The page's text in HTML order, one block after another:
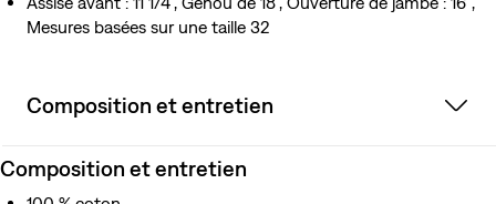
Mesures basées sur une taille 32
Composition et entretien
Composition et entretien